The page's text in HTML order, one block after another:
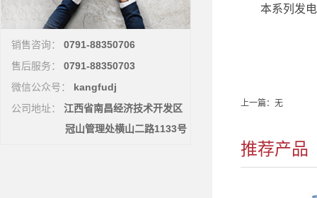
销售咨询： 0791-88350706
售后服务： 0791-88350703
微信公众号： kangfudj
公司地址：
江西省南昌经济技术开发区
冠山管理处横山二路1133号
本系列发
上一篇：无
推荐产品